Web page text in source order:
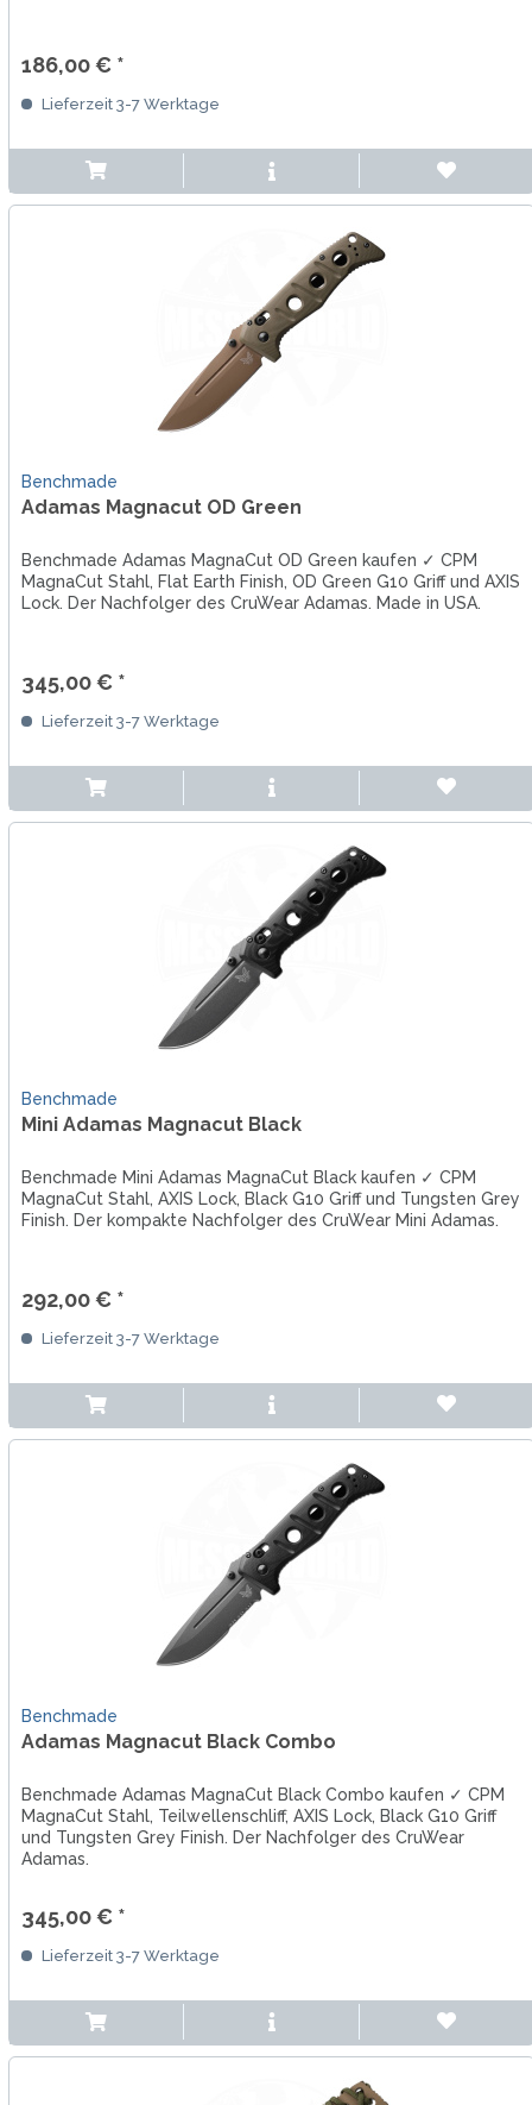
186,00 € *
Lieferzeit 3-7 Werktage
Benchmade
Adamas Magnacut OD Green
Benchmade Adamas MagnaCut OD Green kaufen ✓ CPM
MagnaCut Stahl, Flat Earth Finish, OD Green G10 Griff und AXIS
Lock. Der Nachfolger des CruWear Adamas. Made in USA.
345,00 € *
Lieferzeit 3-7 Werktage
Benchmade
Mini Adamas Magnacut Black
Benchmade Mini Adamas MagnaCut Black kaufen ✓ CPM
MagnaCut Stahl, AXIS Lock, Black G10 Griff und Tungsten Grey
Finish. Der kompakte Nachfolger des CruWear Mini Adamas.
292,00 € *
Lieferzeit 3-7 Werktage
Benchmade
Adamas Magnacut Black Combo
Benchmade Adamas MagnaCut Black Combo kaufen ✓ CPM
MagnaCut Stahl, Teilwellenschliff, AXIS Lock, Black G10 Griff
und Tungsten Grey Finish. Der Nachfolger des CruWear
Adamas.
345,00 € *
Lieferzeit 3-7 Werktage